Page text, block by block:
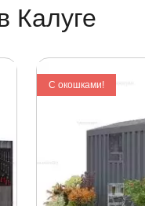
Калуге
С окошками!